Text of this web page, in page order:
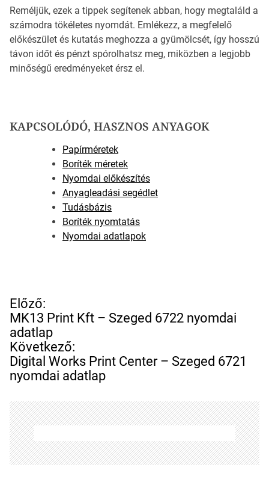
Reméljük, ezek a tippek segítenek abban, hogy megtaláld a
számodra tökéletes nyomdát. Emlékezz, a megfelelő
előkészület és kutatás meghozza a gyümölcsét, így hosszú
távon időt és pénzt spórolhatsz meg, miközben a legjobb
minőségű eredményeket érsz el.
KAPCSOLÓDÓ, HASZNOS ANYAGOK
Papírméretek
Boríték méretek
Nyomdai előkészítés
Anyagleadási segédlet
Tudásbázis
Boríték nyomtatás
Nyomdai adatlapok
B
e
j
e
g
y
z
é
s
n
a
v
Előző:
MK13 Print Kft – Szeged 6722 nyomdai
adatlap
Következő:
Digital Works Print Center – Szeged 6721
nyomdai adatlap